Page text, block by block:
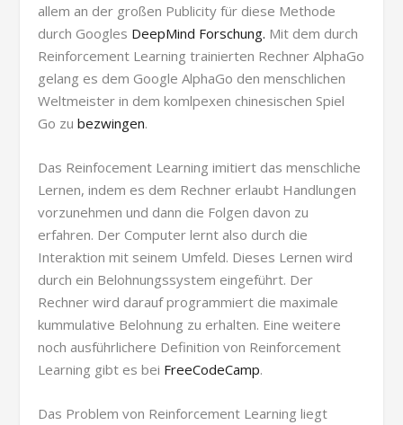
allem an der großen Publicity für diese Methode
durch Googles DeepMind Forschung. Mit dem durch
Reinforcement Learning trainierten Rechner AlphaGo
gelang es dem Google AlphaGo den menschlichen
Weltmeister in dem komlpexen chinesischen Spiel
Go zubezwingen.
Das Reinfocement Learning imitiert das menschliche
Lernen, indem es dem Rechner erlaubt Handlungen
vorzunehmen und dann die Folgen davon zu
erfahren. Der Computer lernt also durch die
Interaktion mit seinem Umfeld. Dieses Lernen wird
durch ein Belohnungssystem eingeführt. Der
Rechner wird darauf programmiert die maximale
kummulative Belohnung zu erhalten. Eine weitere
noch ausführlichere Definition von Reinforcement
Learning gibt es bei FreeCodeCamp.
Das Problem von Reinforcement Learning liegt